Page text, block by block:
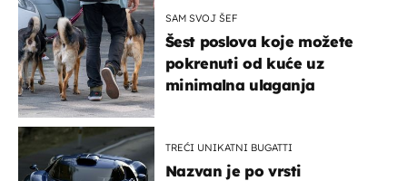
SAM SVOJ ŠEF
Šest poslova koje možete
pokrenuti od kuće uz
minimalna ulaganja
TREĆI UNIKATNI BUGATTI
Nazvan je po vrsti